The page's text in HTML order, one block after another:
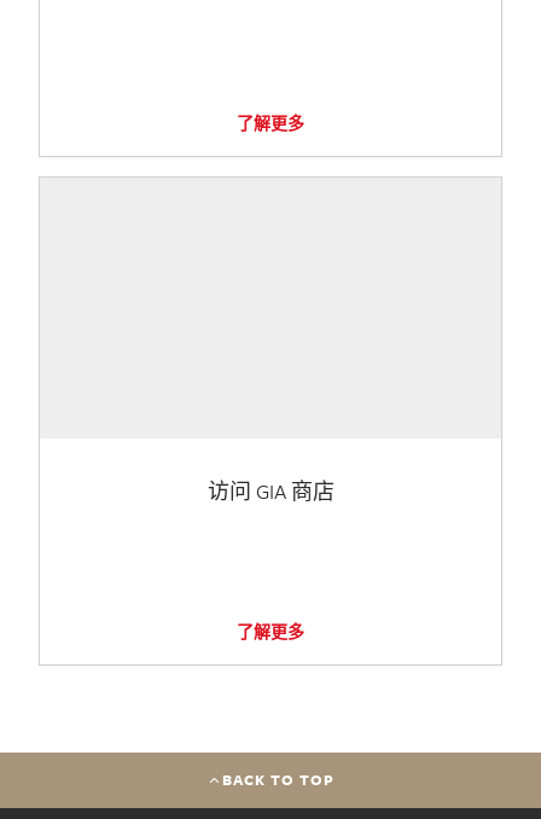
了解更多
访问 GIA 商店
了解更多
BACK TO TOP